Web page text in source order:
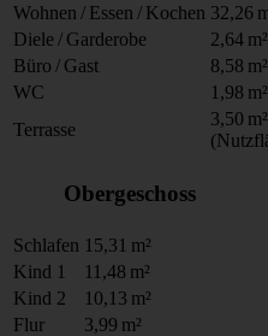
Wohnen / Essen / Kochen 32,26
Diele / Garderobe
2,64 m²
Büro / Gast
8,58 m²
WC
1,98 m²
Terrasse
3,50 m²
Obergeschoss
Schlafen 15,31 m²
Kind 1
11,48 m²
Kind 2
10,13 m²
Flur
3,99 m²